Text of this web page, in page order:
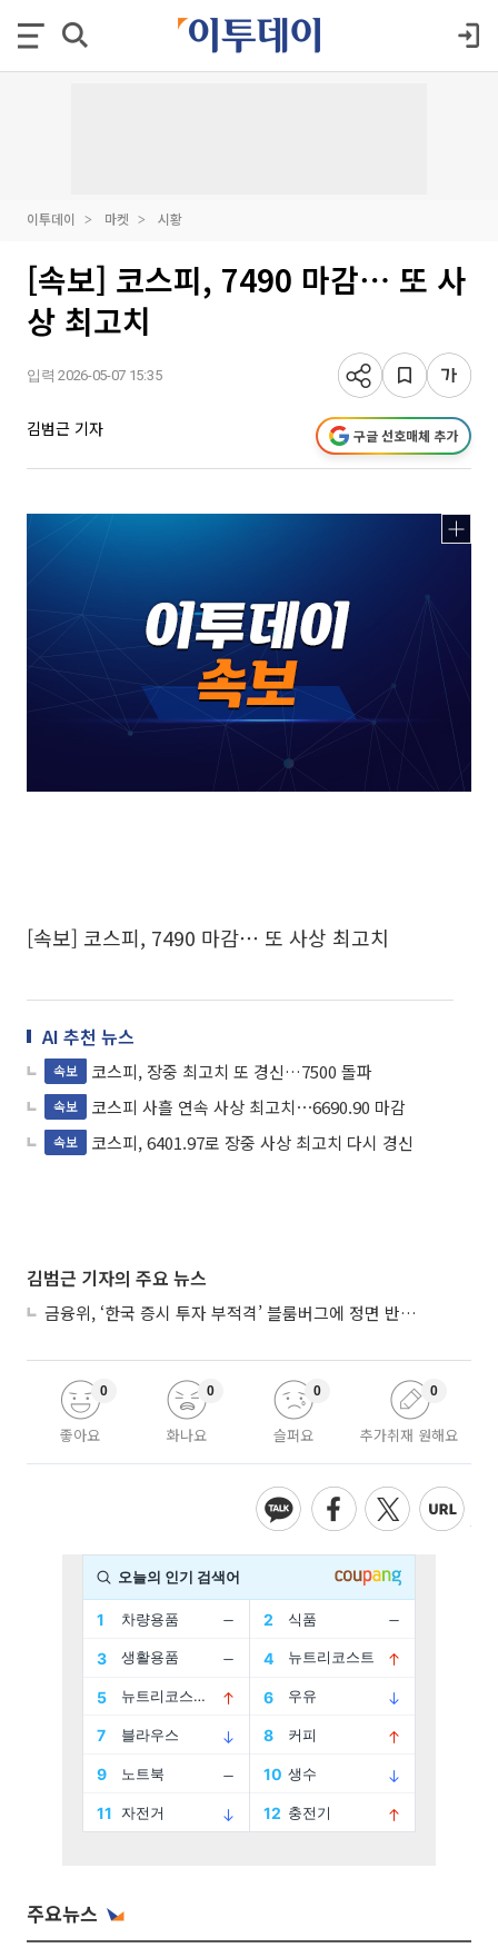
이투데이 마켓 시황
[속보] 코스피, 7490 마감⋯ 또 사
상 최고치
입력 2026-05-07 15:35
김범근 기자 구글 선호매체 추가
[속보] 코스피, 7490 마감⋯ 또 사상 최고치
AI 추천 뉴스
속보 코스피, 장중 최고치 또 경신…7500 돌파
속보 코스피 사흘 연속 사상 최고치⋯6690.90 마감
속보 코스피, 6401.97로 장중 사상 최고치 다시 경신
김범근 기자의 주요 뉴스
금융위, ‘한국 증시 투자 부적격’ 블룸버그에 정면 반박…“근거 불분명”
좋아요
0
화나요
0
슬퍼요
0
추가취재 원해요
0
주요뉴스